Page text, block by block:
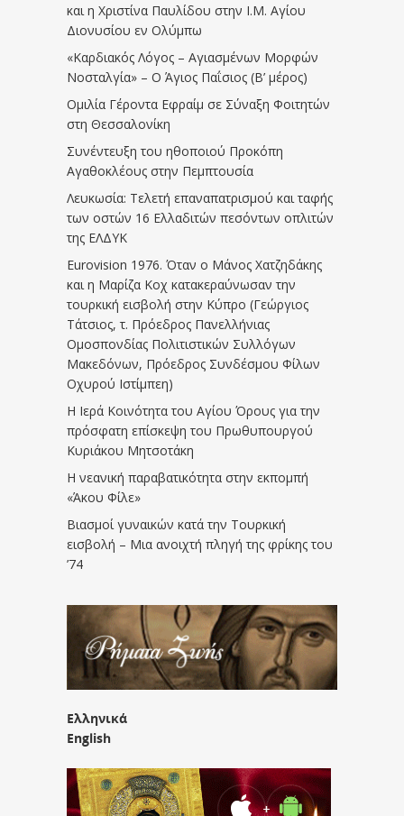
και η Χριστίνα Παυλίδου στην Ι.Μ. Αγίου
Διονυσίου εν Ολύμπω
«Καρδιακός Λόγος – Αγιασμένων Μορφών
Νοσταλγία» – Ο Άγιος Παΐσιος (Β’ μέρος)
Ομιλία Γέροντα Εφραίμ σε Σύναξη Φοιτητών
στη Θεσσαλονίκη
Συνέντευξη του ηθοποιού Προκόπη
Αγαθοκλέους στην Πεμπτουσία
Λευκωσία: Τελετή επαναπατρισμού και ταφής
των οστών 16 Ελλαδιτών πεσόντων οπλιτών
της ΕΛΔΥΚ
Eurovision 1976. Όταν ο Μάνος Χατζηδάκης
και η Μαρίζα Κοχ κατακεραύνωσαν την
τουρκική εισβολή στην Κύπρο (Γεώργιος
Τάτσιος, τ. Πρόεδρος Πανελλήνιας
Ομοσπονδίας Πολιτιστικών Συλλόγων
Μακεδόνων, Πρόεδρος Συνδέσμου Φίλων
Οχυρού Ιστίμπεη)
Η Ιερά Κοινότητα του Αγίου Όρους για την
πρόσφατη επίσκεψη του Πρωθυπουργού
Κυριάκου Μητσοτάκη
Η νεανική παραβατικότητα στην εκπομπή
«Άκου Φίλε»
Βιασμοί γυναικών κατά την Τουρκική
εισβολή – Μια ανοιχτή πληγή της φρίκης του
’74
Ελληνικά
English